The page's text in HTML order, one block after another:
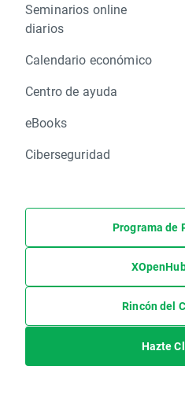
Seminarios online
diarios
Calendario económico
Centro de ayuda
eBooks
Ciberseguridad
Programa de
Rincón del
Hazte